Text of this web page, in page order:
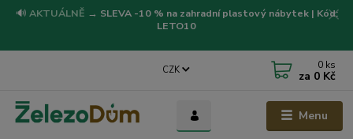
🔊 AKTUÁLNĚ → SLEVA -10 % na zahradní plastový nábytek | Kód:
LETO10
Menu
CZK 0 ks
za 0 Kč